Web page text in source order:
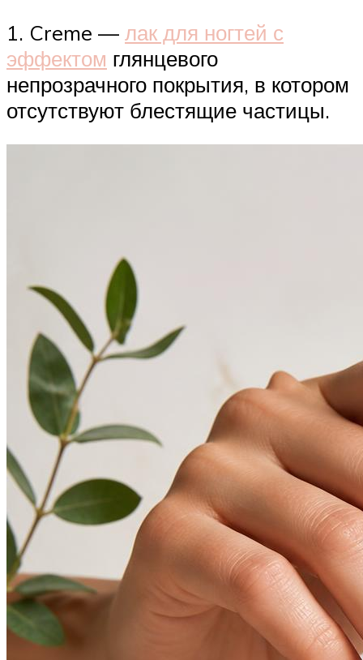
1. Creme — лак для ногтей с
эффектом глянцевого
непрозрачного покрытия, в котором
отсутствуют блестящие частицы.